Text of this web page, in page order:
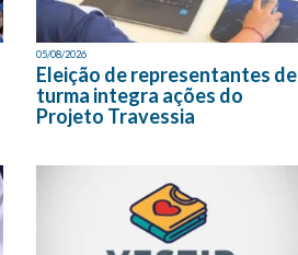
05/08/2026
Eleição de representantes de
turma integra ações do
Projeto Travessia